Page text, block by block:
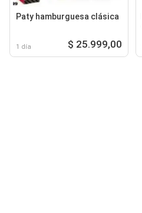
Paty hamburguesa clásica
1 día $ 25.999,00